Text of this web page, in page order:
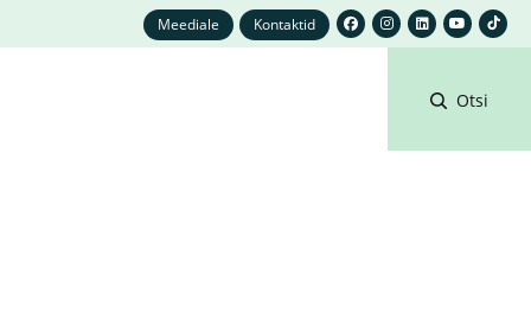
Meediale Kontaktid
Otsi